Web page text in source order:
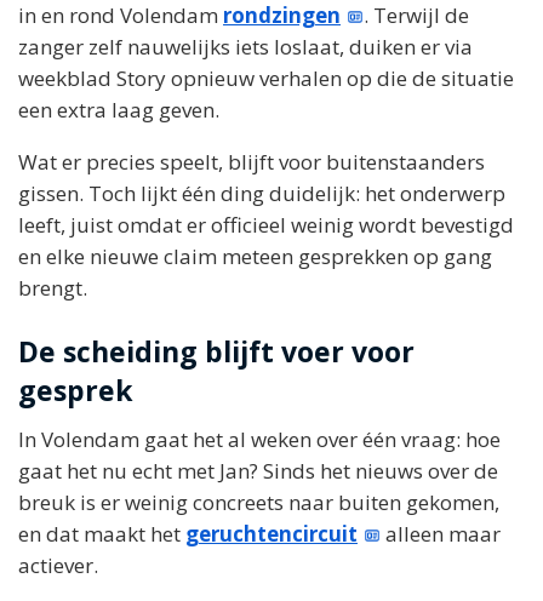
in en rond Volendam rondzingen
. Terwijl de
zanger zelf nauwelijks iets loslaat, duiken er via
weekblad Story opnieuw verhalen op die de situatie
een extra laag geven.
Wat er precies speelt, blijft voor buitenstaanders
gissen. Toch lijkt één ding duidelijk: het onderwerp
leeft, juist omdat er officieel weinig wordt bevestigd
en elke nieuwe claim meteen gesprekken op gang
brengt.
De scheiding blijft voer voor
gesprek
In Volendam gaat het al weken over één vraag: hoe
gaat het nu echt met Jan? Sinds het nieuws over de
breuk is er weinig concreets naar buiten gekomen,
en dat maakt het geruchtencircuit
alleen maar
actiever.